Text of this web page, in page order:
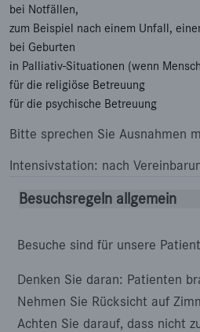
bei Notfällen,
zum Beispiel nach einem Unfall,
bei Geburten
in Palliativ-Situationen (wenn
für die religiöse Betreuung
für die psychische Betreuung
Bitte sprechen Sie Ausnahmen
Intensivstation: nach
Besuchsregeln allgemein
Besuche sind für unsere
Denken Sie daran: Patienten
Nehmen Sie Rücksicht auf
Achten Sie darauf, dass nicht